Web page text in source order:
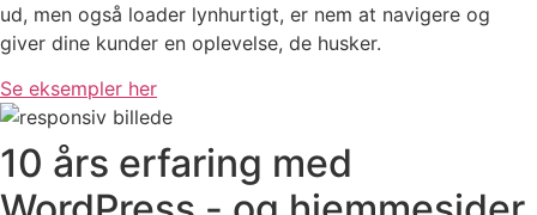
ud, men også loader lynhurtigt, er nem at navigere og
giver dine kunder en oplevelse, de husker.
Se eksempler her
10 års erfaring med